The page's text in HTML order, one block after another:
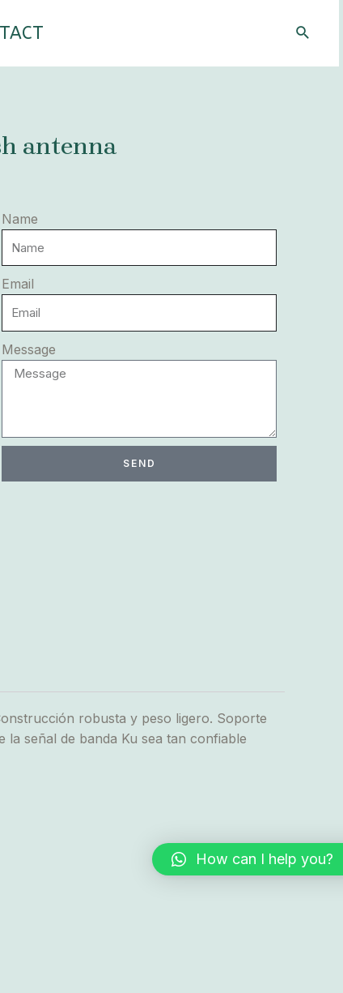
Search
antenna
Name
Email
Message
SEND
robusta y peso ligero. Soporte
señal de banda Ku sea tan confiable
How can I help you?